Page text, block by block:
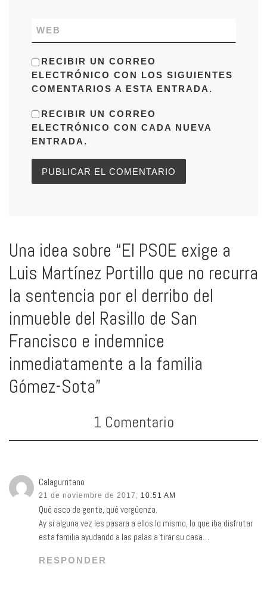
WEB
RECIBIR UN CORREO
ELECTRÓNICO CON LOS SIGUIENTES
COMENTARIOS A ESTA ENTRADA.
RECIBIR UN CORREO
ELECTRÓNICO CON CADA NUEVA
ENTRADA.
Una idea sobre “El PSOE exige a
Luis Martínez Portillo que no recurra
la sentencia por el derribo del
inmueble del Rasillo de San
Francisco e indemnice
inmediatamente a la familia
Gómez-Sota”
1 Comentario
Calagurritano
21 de noviembre de 2017, 10:51 AM
Qué asco de gente, qué vergüenza.
Ay si alguna vez les pasara a ellos lo mismo, lo que iba disfrutar
esta familia ayudando a las palas a tirar su casa…
RESPONDER